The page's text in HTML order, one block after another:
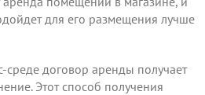
для его размещения лучше
договор аренды получает
Этот способ получения